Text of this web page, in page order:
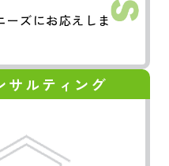
ーズにお応えしま
サルティング